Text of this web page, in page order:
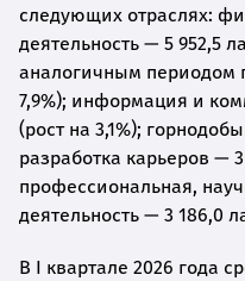
следующих отраслях:
деятельность — 5 952,5
аналогичным периодом
7,9%); информация и
(рост на 3,1%);
разработка карьеров —
профессиональная,
деятельность — 3 186,0
В I квартале 2026 года